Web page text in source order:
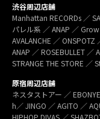
渋谷周辺店舗
Manhattan RECORDs ／
パレル系 ／ ANAP ／
AVALANCHE ／ ONSPOTZ
ANAP ／ ROSEBULLET ／
STRANGE THE STORE ／
原宿周辺店舗
ネスタストアー ／
h／ JINGO ／ AGITO ／